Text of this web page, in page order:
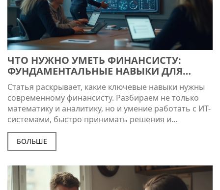
ЧТО НУЖНО УМЕТЬ ФИНАНСИСТУ:
ФУНДАМЕНТАЛЬНЫЕ НАВЫКИ ДЛЯ
ПРОФЕССИИ
Статья раскрывает, какие ключевые навыки нужны
современному финансисту. Разбираем не только
математику и аналитику, но и умение работать с ИТ-
системами, быстро принимать решения и
коммуницировать с коллегами. В статье есть
конкретные советы по развитию этих способностей.
Узнаете также, какие ошибки совершают новички и
тех, кто хочет уверенно строить карьеру в
финансах.
БОЛЬШЕ